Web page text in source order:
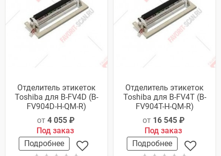
Отделитель этикеток
Toshiba для B-FV4D (B-
FV904D-H-QM-R)
от 4 055 ₽
Под заказ
Подробнее
Отделитель этикеток
Toshiba для B-FV4T (B-
FV904T-H-QM-R)
от 16 545 ₽
Под заказ
Подробнее